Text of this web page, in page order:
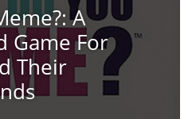
A
Game For
Their